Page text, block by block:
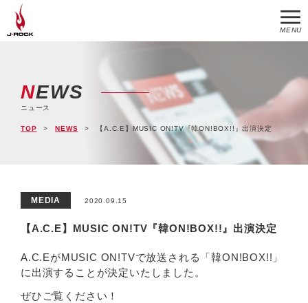
MENU
NEWS
ニュース
TOP NEWS 【A.C.E】MUSIC ON!TV『韓ON!BOX!!』出演決定
MEDIA 2020.09.15
【A.C.E】MUSIC ON!TV『韓ON!BOX!!』出演決定
A.C.EがMUSIC ON!TVで放送される「韓ON!BOX!!」
に出演することが決定いたしました。
ぜひご覧ください！